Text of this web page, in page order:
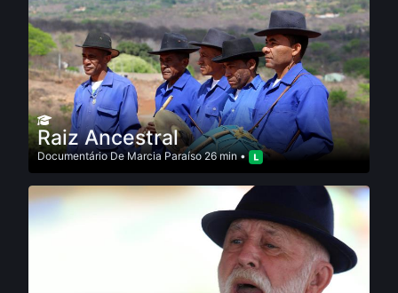
Raiz Ancestral
DocumentárioDeMarcia Paraí­so26 min •